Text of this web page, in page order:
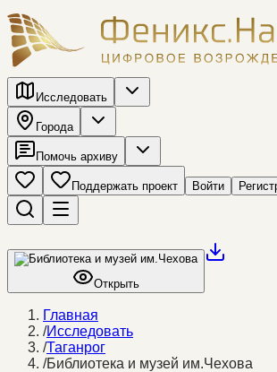
Исследовать
Города
Помочь архиву
Поддержать проект Войти
Открыть
Главная
/Исследовать
/Таганрог
/Библиотека и музей им.Чехова